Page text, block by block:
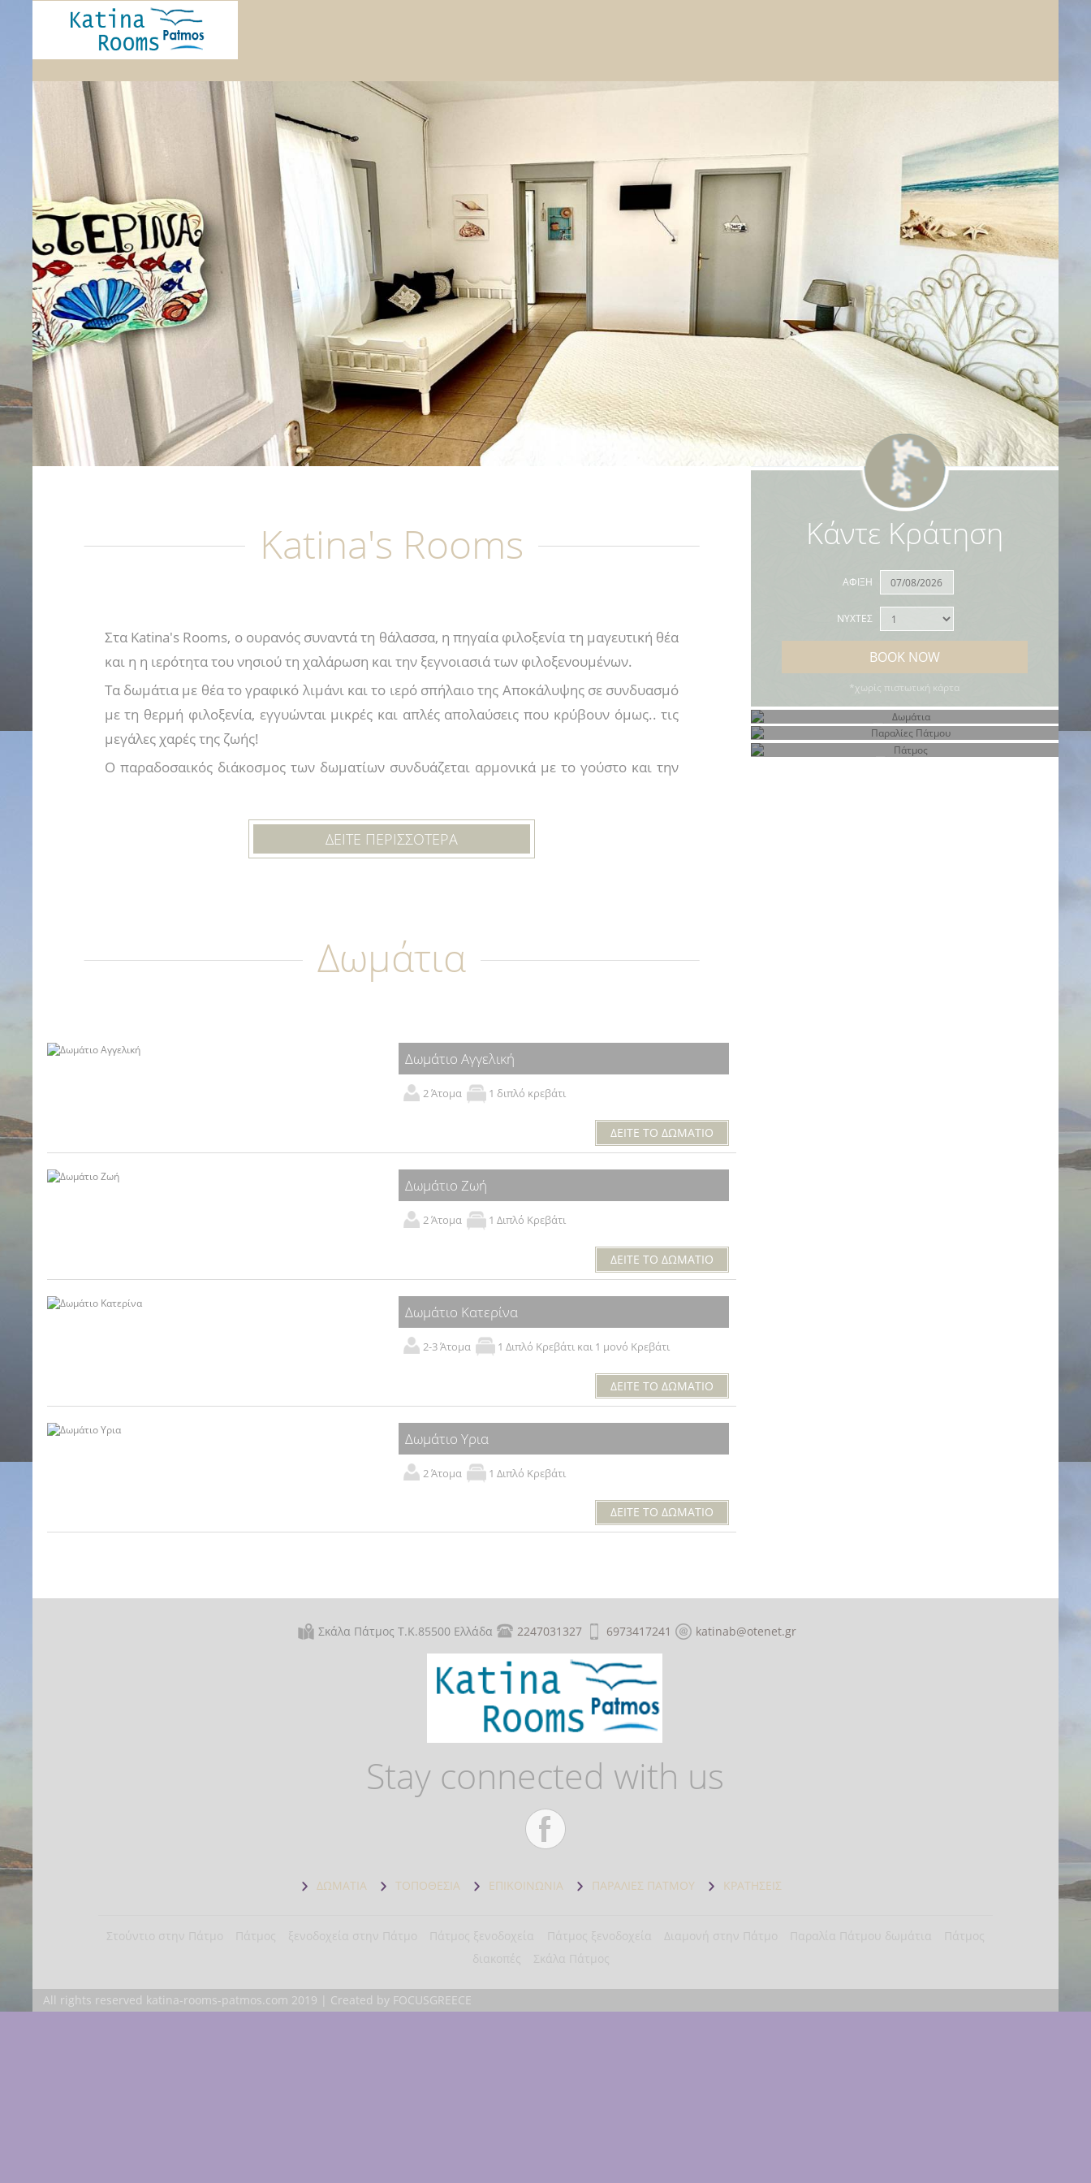
Katina's Rooms
Στα Katina's Rooms, ο ουρανός συναντά τη θάλασσα, η πηγαία φιλοξενία τη μαγευτική θέα
και η η ιερότητα του νησιού τη χαλάρωση και την ξεγνοιασιά των φιλοξενουμένων.
Τα δωμάτια με θέα το γραφικό λιμάνι και το ιερό σπήλαιο της Αποκάλυψης σε συνδυασμό
με τη θερμή φιλοξενία, εγγυώνται μικρές και απλές απολαύσεις που κρύβουν όμως.. τις
μεγάλες χαρές της ζωής!
Ο παραδοσαικός διάκοσμος των δωματίων συνδυάζεται αρμονικά με το γούστο και την
μείνει στον κάθε επισκέπτη, αλησμόνητη...
Γνωρίστε την Πάτμο και τα δωμάτια και
ΔΕΙΤΕ ΠΕΡΙΣΣΟΤΕΡΑ
Δωμάτια
Δωμάτιο Αγγελική
2 Άτομα 1 διπλό κρεβάτι
ΔΕΙΤΕ ΤΟ ΔΩΜΑΤΙΟ
Δωμάτιο Ζωή
2 Άτομα 1 Διπλό Κρεβάτι
ΔΕΙΤΕ ΤΟ ΔΩΜΑΤΙΟ
Δωμάτιο Κατερίνα
2-3 Άτομα 1 Διπλό Κρεβάτι και 1 μονό Κρεβάτι
ΔΕΙΤΕ ΤΟ ΔΩΜΑΤΙΟ
Δωμάτιο Υρια
2 Άτομα 1 Διπλό Κρεβάτι
ΔΕΙΤΕ ΤΟ ΔΩΜΑΤΙΟ
Κάντε Κράτηση
ΑΦΙΞΗ
ΝΥΧΤΕΣ
BOOK NOW
*χωρίς πιστωτική κάρτα
Σκάλα Πάτμος Τ.Κ.85500 Ελλάδα 2247031327 6973417241 katinab@otenet.gr
Stay connected with us
ΔΩΜΑΤΙΑ ΤΟΠΟΘΕΣΙΑ ΕΠΙΚΟΙΝΩΝΙΑ ΠΑΡΑΛΙΕΣ ΠΑΤΜΟΥ ΚΡΑΤΗΣΕΙΣ
Στούντιο στην Πάτμο Πάτμος ξενοδοχεία στην Πάτμο Πάτμος ξενοδοχεία Πάτμος ξενοδοχεία Διαμονή στην Πάτμο Παραλία Πάτμου δωμάτια
Πάτμος
διακοπές
Σκάλα Πάτμος
All rights reserved katina-rooms-patmos.com 2019 | Created by FOCUSGREECE